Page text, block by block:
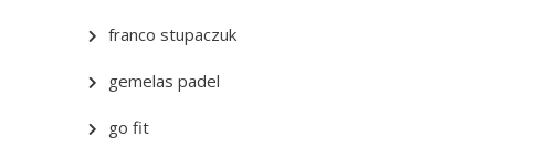
franco stupaczuk
gemelas padel
go fit